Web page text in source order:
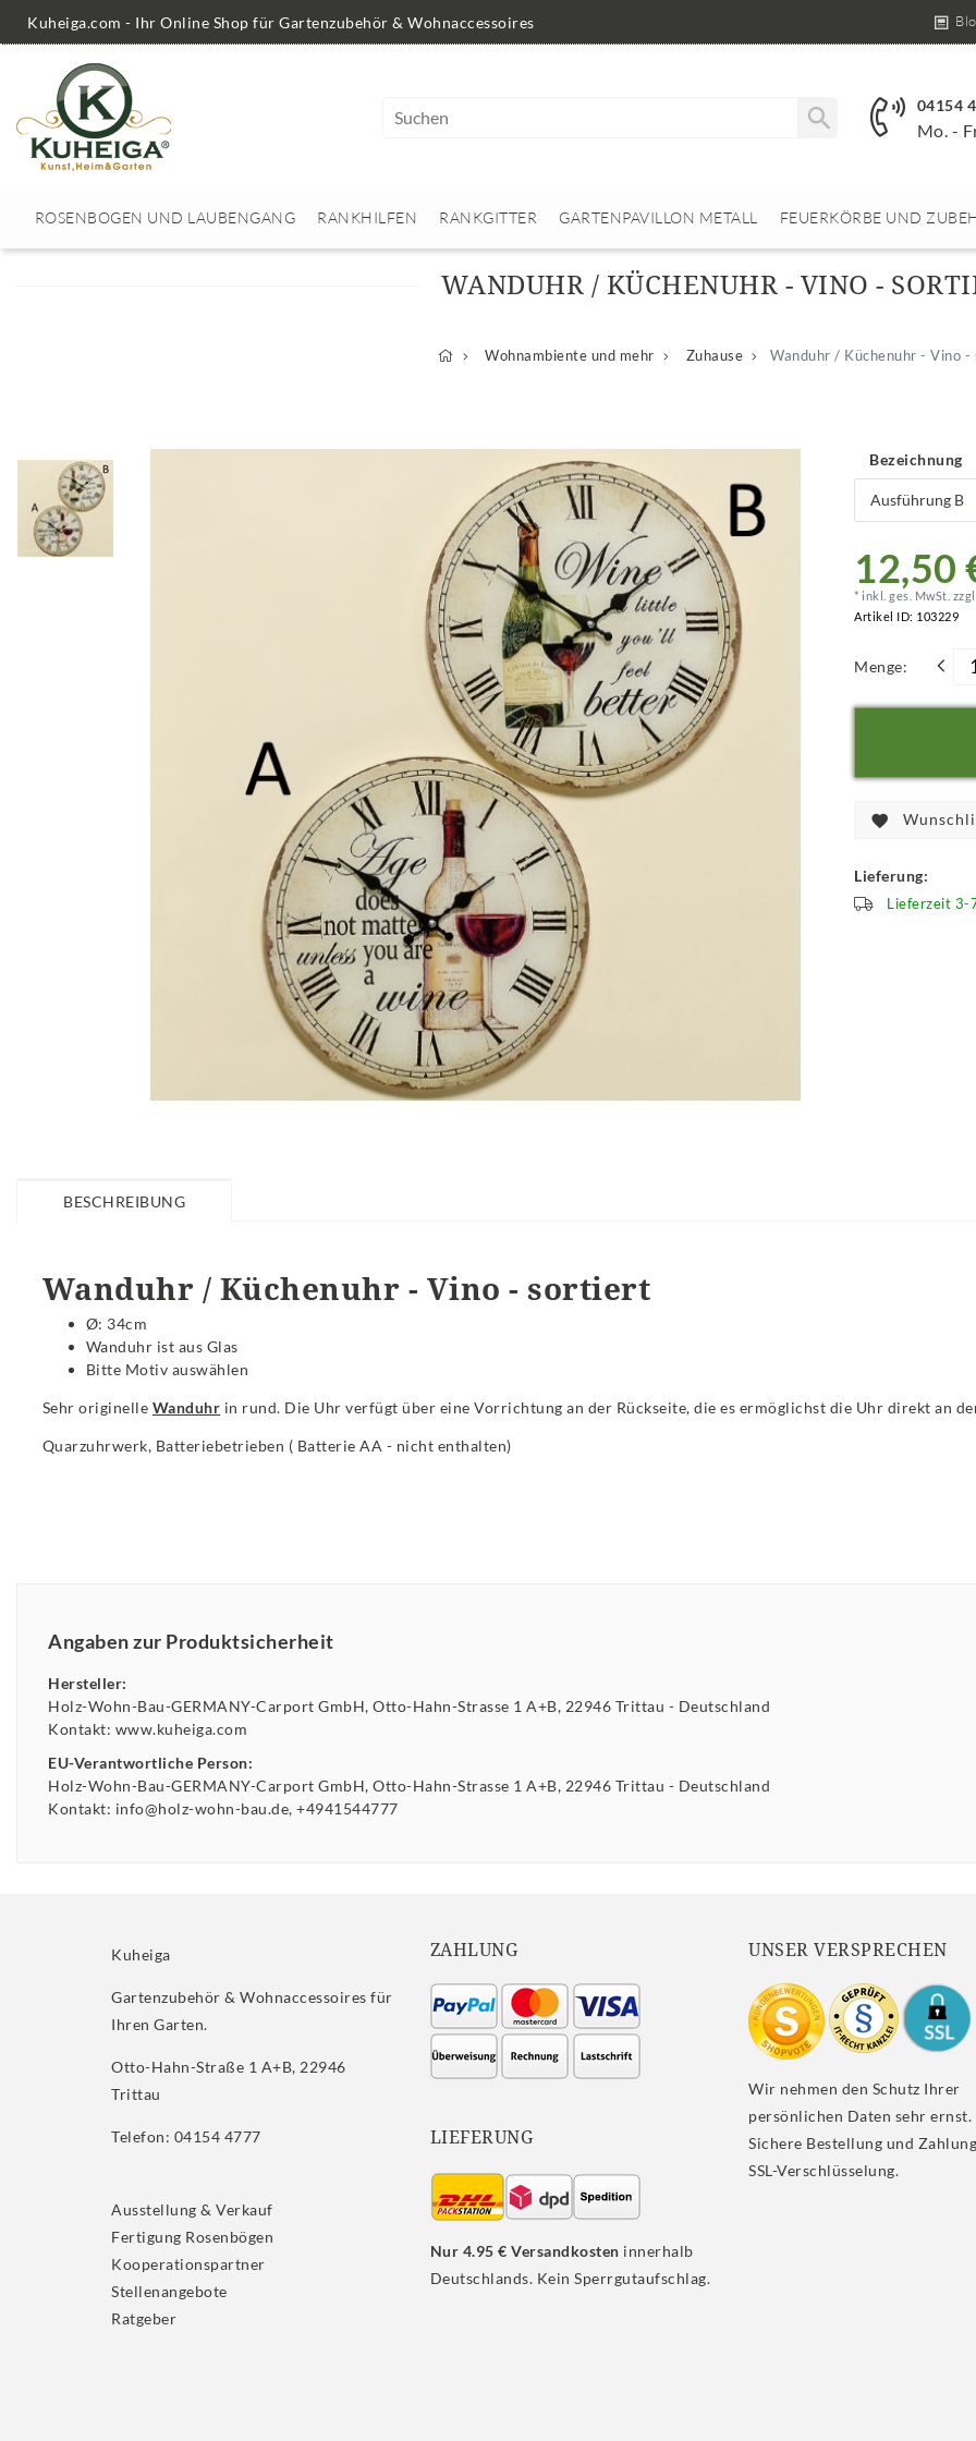
Kuheiga.com - Ihr Online Shop für Gartenzubehör & Wohnaccessoires
04154
Mo. -
ROSENBOGEN UND LAUBENGANG RANKHILFEN RANKGITTER GARTENPAVILLON METALL FEUERKÖRBE UND
WANDUHR / KÜCHENUHR - VINO -
Wohnambiente und mehr Zuhause Wanduhr / Küchenuhr - Vino
Bezeichnung
12,50
* inkl. ges. MwSt. zzgl.
Artikel ID: 103229
Menge:
Lieferung:
Lieferzeit 3-
BESCHREIBUNG
Wanduhr / Küchenuhr - Vino - sortiert
Ø: 34cm
Wanduhr ist aus Glas
Bitte Motiv auswählen
Sehr originelle Wanduhr in rund. Die Uhr verfügt über eine Vorrichtung an der Rückseite, die es ermöglichst die Uhr direkt an
Quarzuhrwerk, Batteriebetrieben ( Batterie AA - nicht enthalten)
Angaben zur Produktsicherheit
Hersteller:
Holz-Wohn-Bau-GERMANY-Carport GmbH Otto-Hahn-Strasse 1 A+B 22946 Trittau
Deutschland
Kontakt: www.kuheiga.com
EU-Verantwortliche Person:
Holz-Wohn-Bau-GERMANY-Carport GmbH Otto-Hahn-Strasse 1 A+B 22946 Trittau
Deutschland
Kontakt: info@holz-wohn-bau.de +4941544777
Kuheiga
Gartenzubehör & Wohnaccessoires für
Ihren Garten.
Otto-Hahn-Straße 1 A+B, 22946
Trittau
Telefon: 04154 4777
Ausstellung & Verkauf
Fertigung Rosenbögen
Kooperationspartner
Stellenangebote
Ratgeber
ZAHLUNG
LIEFERUNG
Nur 4.95 € Versandkosten innerhalb
Deutschlands. Kein Sperrgutaufschlag.
UNSER VERSPRECHEN
Wir nehmen den Schutz Ihrer
persönlichen Daten sehr ernst.
Sichere Bestellung und
SSL-Verschlüsselung.